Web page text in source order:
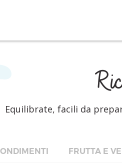
Equilibrate, facili da
FRUTTA E